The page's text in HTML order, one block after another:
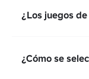
¿Los juegos
¿Cómo se